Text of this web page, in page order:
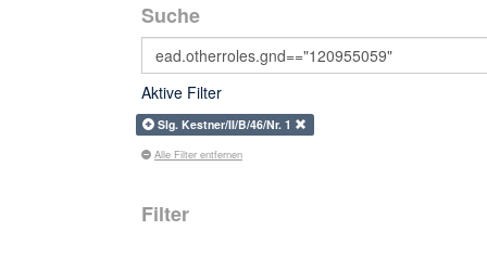
Suche
Aktive Filter
Slg. Kestner/II/B/46/Nr. 1
Alle Filter entfernen
Filter